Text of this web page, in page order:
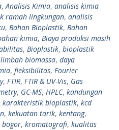
, Analisis Kimia, analisis kimia
ramah lingkungan, analisis
, Bahan Bioplastik, Bahan
kimia, Biaya produksi masih
, Bioplastik, bioplastik
biomassa, daya
, fleksibilitas, Fourier
, FTIR, FTIR & UV-Vis, Gas
, GC-MS, HPLC, kandungan
karakteristik bioplastik, kcd
, kekuatan tarik, kentang,
bogor, kromatografi, kualitas